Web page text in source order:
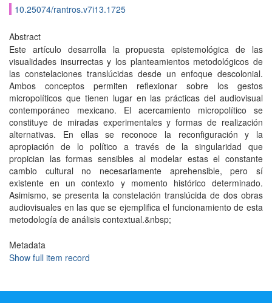
10.25074/rantros.v7i13.1725
Abstract
Este artículo desarrolla la propuesta epistemológica de las
visualidades insurrectas y los planteamientos metodológicos de
las constelaciones translúcidas desde un enfoque descolonial.
Ambos conceptos permiten reflexionar sobre los gestos
micropolíticos que tienen lugar en las prácticas del audiovisual
contemporáneo mexicano. El acercamiento micropolítico se
constituye de miradas experimentales y formas de realización
alternativas. En ellas se reconoce la reconfiguración y la
apropiación de lo político a través de la singularidad que
propician las formas sensibles al modelar estas el constante
cambio cultural no necesariamente aprehensible, pero sí
existente en un contexto y momento histórico determinado.
Asimismo, se presenta la constelación translúcida de dos obras
audiovisuales en las que se ejemplifica el funcionamiento de esta
metodología de análisis contextual.&nbsp;
Metadata
Show full item record